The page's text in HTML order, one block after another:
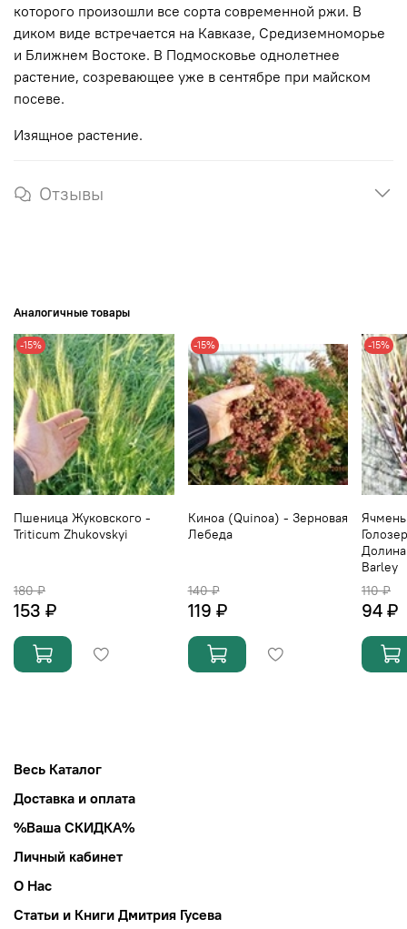
которого произошли все сорта современной ржи. В
диком виде встречается на Кавказе, Средиземноморье
и Ближнем Востоке. В Подмосковье однолетнее
растение, созревающее уже в сентябре при майском
посеве.
Изящное растение.
Отзывы
Аналогичные товары
-15%
Пшеница Жуковского -
Triticum Zhukovskyi
180 ₽
153 ₽
-15%
Киноа (Quinoa) - Зерновая
Лебеда
140 ₽
119 ₽
-15%
Barley
110 ₽
94 ₽
Весь Каталог
Доставка и оплата
%Ваша СКИДКА%
Личный кабинет
О Нас
Статьи и Книги Дмитрия Гусева